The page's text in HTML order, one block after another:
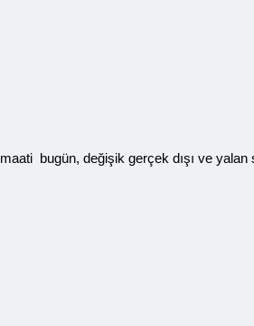
bugün, değişik gerçek dışı ve